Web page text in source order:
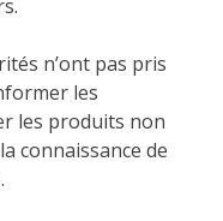
n’ont pas pris
les
les produits non
connaissance de